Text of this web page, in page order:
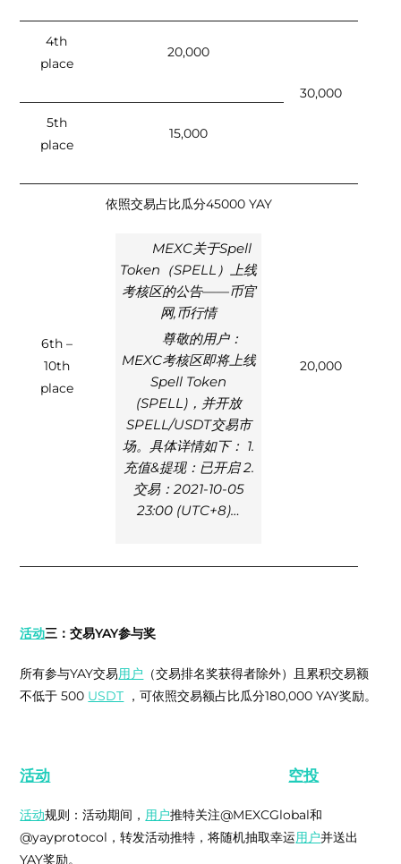
4th
place
20,000
30,000
5th
place
15,000
6th –
10th
place
依照交易占比瓜分45000 YAY
MEXC关于Spell
Token（SPELL）上线
考核区的公告——币官
网,币行情
尊敬的用户：
MEXC考核区即将上线
Spell Token
(SPELL)，并开放
SPELL/USDT交易市
场。具体详情如下： 1.
充值&提现：已开启 2.
交易：2021-10-05
23:00 (UTC+8)…
20,000
活动三：交易YAY参与奖
所有参与YAY交易用户 （交易排名奖获得者除外）且累积交易额
不低于 500 USDT ，可依照交易额占比瓜分180,000 YAY奖励。
活动 空投
活动规则：活动期间， 用户推特关注@MEXCGlobal和
@yayprotocol ，转发活动推特，将随机抽取幸运用户并送出
YAY奖励。